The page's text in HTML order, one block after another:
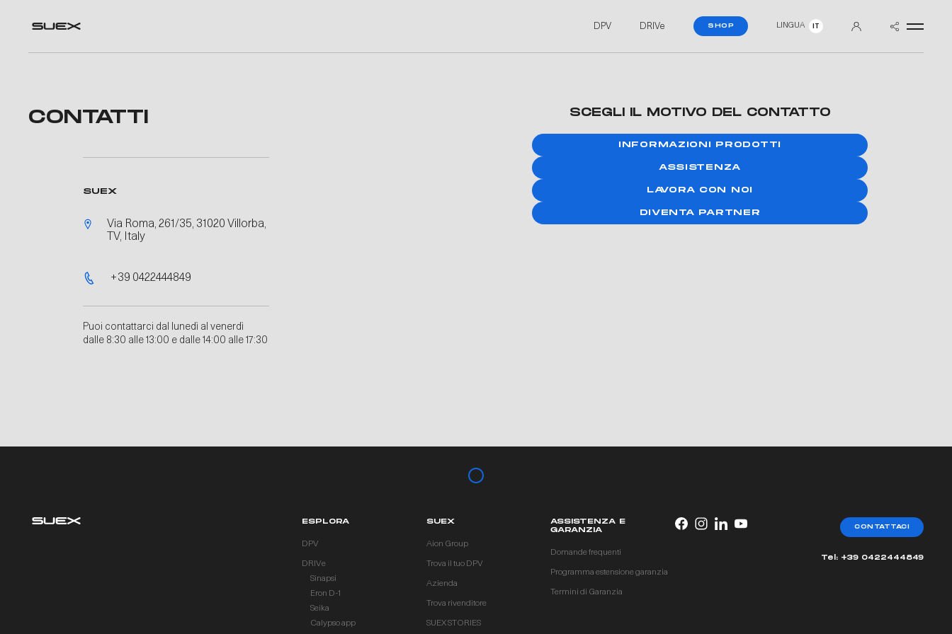
DPV DRIVe SHOP LINGUA
SCEGLI IL MOTIVO DEL CONTATTO
INFORMAZIONI PRODOTTI
ASSISTENZA
LAVORA CON NOI
DIVENTA PARTNER
CONTATTI
SUEX
Via Roma, 261/35, 31020 Villorba,
TV, Italy
+39 0422444849
Puoi contattarci dal lunedì al venerdì
dalle 8:30 alle 13:00 e dalle 14:00 alle 17:30
ESPLORA
DPV
DRIVe
Sinapsi
Eron D-1
Seika
Calypso app
SUEX
Aion Group
Trova il tuo DPV
Azienda
Trova rivenditore
SUEX STORIES
ASSISTENZA E
GARANZIA
Domande frequenti
Programma estensione garanzia
Termini di Garanzia
CONTATTACI
Tel: +39 0422444849